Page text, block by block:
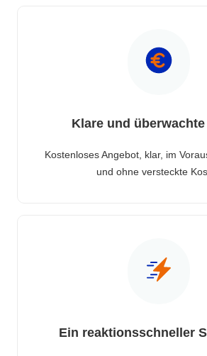
Klare und
Kostenloses Angebot, klar, im
und ohne versteckte
Ein reaktionsschneller